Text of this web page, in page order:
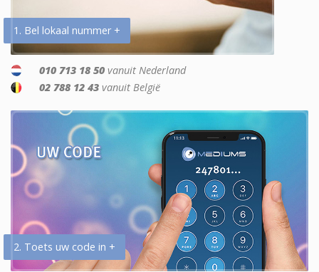
1. Bel lokaal nummer +
010 713 18 50 vanuit Nederland
02 788 12 43 vanuit België
2. Toets uw code in +